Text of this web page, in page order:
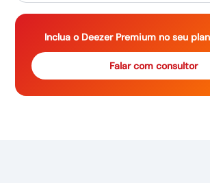
Inclua o Deezer Premium no seu
Falar com consultor